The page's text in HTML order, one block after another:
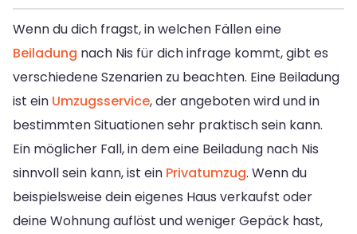
Wenn du dich fragst, in welchen Fällen eine
Beiladung nach Nis für dich infrage kommt, gibt es
verschiedene Szenarien zu beachten. Eine Beiladung
ist ein Umzugsservice, der angeboten wird und in
bestimmten Situationen sehr praktisch sein kann.
Ein möglicher Fall, in dem eine Beiladung nach Nis
sinnvoll sein kann, ist ein Privatumzug. Wenn du
beispielsweise dein eigenes Haus verkaufst oder
deine Wohnung auflöst und weniger Gepäck hast,